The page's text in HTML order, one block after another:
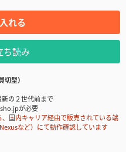
れる
ち読み
型）
の２世代前まで
が必要
国内キャリア経由で販売されている端
など）にて動作確認しています